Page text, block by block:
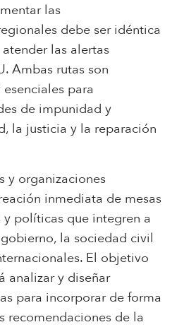
las
debe ser idéntica
las alertas
Ambas rutas son
para
de impunidad y
la justicia y la reparación
y organizaciones
inmediata de mesas
y políticas que integren a
la sociedad civil
El objetivo
analizar y diseñar
para incorporar de forma
recomendaciones de la